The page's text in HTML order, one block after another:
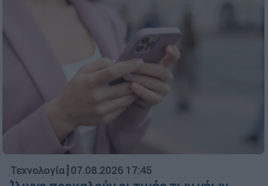
Τεχνολογία┋07.08.2026 17:45